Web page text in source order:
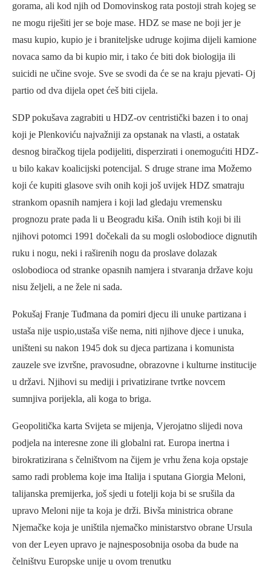
gorama, ali kod njih od Domovinskog rata postoji strah kojeg se
ne mogu riješiti jer se boje mase. HDZ se mase ne boji jer je
masu kupio, kupio je i braniteljske udruge kojima dijeli kamione
novaca samo da bi kupio mir, i tako će biti dok biologija ili
suicidi ne učine svoje. Sve se svodi da će se na kraju pjevati- Oj
partio od dva dijela opet ćeš biti cijela.
SDP pokušava zagrabiti u HDZ-ov centristički bazen i to onaj
koji je Plenkoviću najvažniji za opstanak na vlasti, a ostatak
desnog biračkog tijela podijeliti, disperzirati i onemogućiti HDZ-
u bilo kakav koalicijski potencijal. S druge strane ima Možemo
koji će kupiti glasove svih onih koji još uvijek HDZ smatraju
strankom opasnih namjera i koji lad gledaju vremensku
prognozu prate pada li u Beogradu kiša. Onih istih koji bi ili
njihovi potomci 1991 dočekali da su mogli oslobodioce dignutih
ruku i nogu, neki i raširenih nogu da proslave dolazak
oslobodioca od stranke opasnih namjera i stvaranja države koju
nisu željeli, a ne žele ni sada.
Pokušaj Franje Tuđmana da pomiri djecu ili unuke partizana i
ustaša nije uspio,ustaša više nema, niti njihove djece i unuka,
uništeni su nakon 1945 dok su djeca partizana i komunista
zauzele sve izvršne, pravosudne, obrazovne i kulturne institucije
u državi. Njihovi su mediji i privatizirane tvrtke novcem
sumnjiva porijekla, ali koga to briga.
Geopolitička karta Svijeta se mijenja, Vjerojatno slijedi nova
podjela na interesne zone ili globalni rat. Europa inertna i
birokratizirana s čelništvom na čijem je vrhu žena koja opstaje
samo radi problema koje ima Italija i sputana Giorgia Meloni,
talijanska premijerka, još sjedi u fotelji koja bi se srušila da
upravo Meloni nije ta koja je drži. Bivša ministrica obrane
Njemačke koja je uništila njemačko ministarstvo obrane Ursula
von der Leyen upravo je najnesposobnija osoba da bude na
čelništvu Europske unije u ovom trenutku